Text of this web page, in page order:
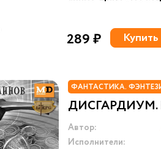
289 ₽ Купить
ФАНТАСТИКА.
ДИСГАРДИУМ.
Автор:
Исполнители: